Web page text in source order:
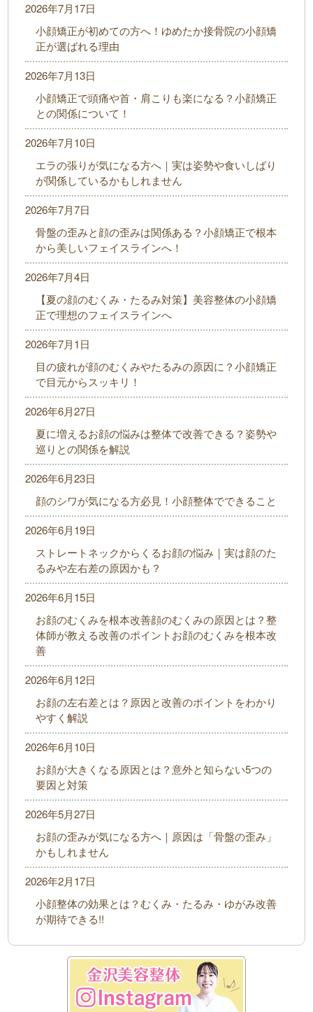
小顔矯正が初めての方へ！ゆめたか接骨院の小顔矯
正が選ばれる理由
2026年7月17日
小顔矯正で頭痛や首・肩こりも楽になる？小顔矯正
との関係について！
2026年7月13日
エラの張りが気になる方へ｜実は姿勢や食いしばり
が関係しているかもしれません
2026年7月10日
骨盤の歪みと顔の歪みは関係ある？小顔矯正で根本
から美しいフェイスラインへ！
2026年7月7日
【夏の顔のむくみ・たるみ対策】美容整体の小顔矯
正で理想のフェイスラインへ
2026年7月4日
目の疲れが顔のむくみやたるみの原因に？小顔矯正
で目元からスッキリ！
2026年7月1日
夏に増えるお顔の悩みは整体で改善できる？姿勢や
巡りとの関係を解説
2026年6月27日
顔のシワが気になる方必見！小顔整体でできること
2026年6月23日
ストレートネックからくるお顔の悩み｜実は顔のた
るみや左右差の原因かも？
2026年6月19日
お顔のむくみを根本改善顔のむくみの原因とは？整
体師が教える改善のポイントお顔のむくみを根本改
善
2026年6月15日
お顔の左右差とは？原因と改善のポイントをわかり
やすく解説
2026年6月12日
お顔が大きくなる原因とは？意外と知らない5つの
要因と対策
2026年6月10日
お顔の歪みが気になる方へ｜原因は「骨盤の歪み」
かもしれません
2026年5月27日
小顔整体の効果とは？むくみ・たるみ・ゆがみ改善
が期待できる!!
2026年2月17日